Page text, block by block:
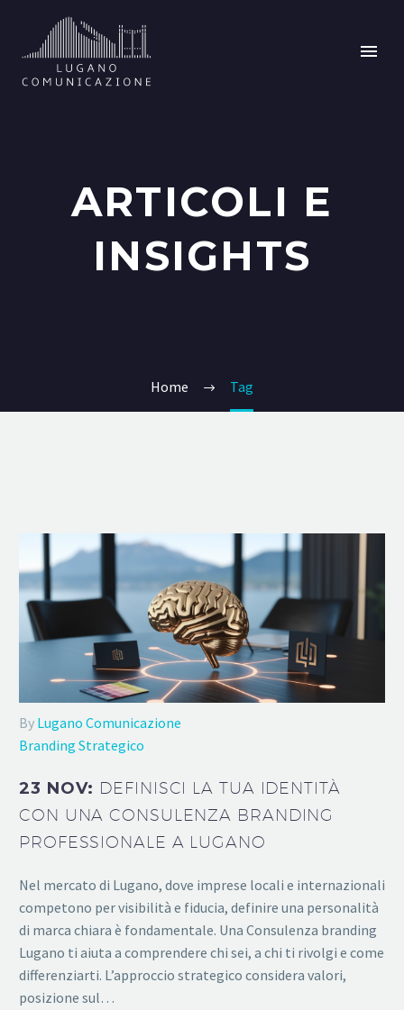
ARTICOLI E
INSIGHTS
Home Tag
By Lugano Comunicazione
Branding Strategico
23 NOV: DEFINISCI LA TUA IDENTITÀ
CON UNA CONSULENZA BRANDING
PROFESSIONALE A LUGANO
Nel mercato di Lugano, dove imprese locali e internazionali
competono per visibilità e fiducia, definire una personalità
di marca chiara è fondamentale. Una Consulenza branding
Lugano ti aiuta a comprendere chi sei, a chi ti rivolgi e come
differenziarti. L’approccio strategico considera valori,
posizione sul…